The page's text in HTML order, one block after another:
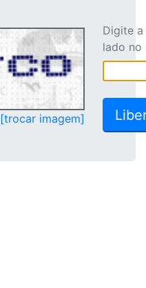
[trocar imagem]
Digite
lado no